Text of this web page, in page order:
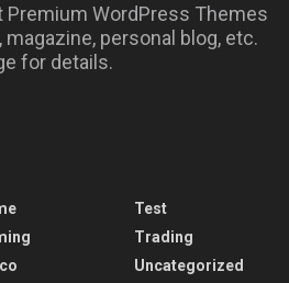
Premium WordPress Themes
personal blog, etc.
for details.
Test
Trading
Uncategorized